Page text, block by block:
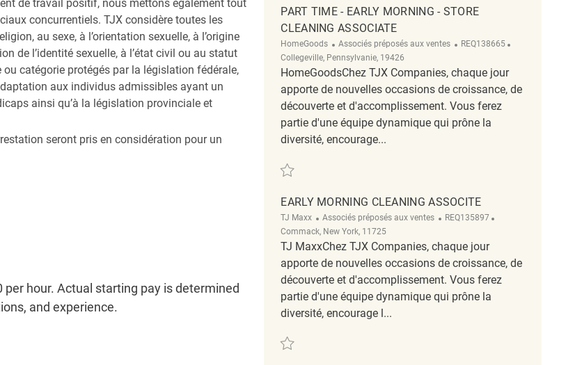
de travail positif, nous mettons également tout
concurrentiels. TJX considère toutes les
au sexe, à l’orientation sexuelle, à l’origine
de l’identité sexuelle, à l’état civil ou au statut
catégorie protégés par la législation fédérale,
aux individus admissibles ayant un
ainsi qu’à la législation provinciale et
seront pris en considération pour un
hour. Actual starting pay is determined
and experience.
PART TIME - EARLY MORNING - STORE
CLEANING ASSOCIATE
HomeGoods Catégorie
Associés préposés aux ventes ReqId
REQ138665
Collegeville, Pennsylvanie, 19426
HomeGoodsChez TJX Companies, chaque jour
apporte de nouvelles occasions de croissance, de
découverte et d'accomplissement. Vous ferez
partie d'une équipe dynamique qui prône la
diversité, encourage...
Sauvegarder Part Time - Early Morning - Store Cleaning Associate
EARLY MORNING CLEANING ASSOCITE
TJ Maxx Catégorie
Associés préposés aux ventes ReqId
REQ135897
Commack, New York, 11725
TJ MaxxChez TJX Companies, chaque jour
apporte de nouvelles occasions de croissance, de
découverte et d'accomplissement. Vous ferez
partie d'une équipe dynamique qui prône la
diversité, encourage l...
Sauvegarder Early Morning Cleaning Associte REQ135897